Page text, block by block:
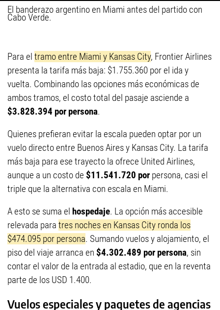
El banderazo argentino en Miami antes del partido con
Cabo Verde.
Para el tramo entre Miami y Kansas City, Frontier Airlines
presenta la tarifa más baja: $1.755.360 por el ida y
vuelta. Combinando las opciones más económicas de
ambos tramos, el costo total del pasaje asciende a
$3.828.394 por persona.
Quienes prefieran evitar la escala pueden optar por un
vuelo directo entre Buenos Aires y Kansas City. La tarifa
más baja para ese trayecto la ofrece United Airlines,
aunque a un costo de $11.541.720 por persona, casi el
triple que la alternativa con escala en Miami.
A esto se suma el hospedaje. La opción más accesible
relevada para tres noches en Kansas City ronda los
$474.095 por persona. Sumando vuelos y alojamiento, el
piso del viaje arranca en $4.302.489 por persona, sin
contar el valor de la entrada al estadio, que en la reventa
parte de los USD 1.400.
Vuelos especiales y paquetes de agencias